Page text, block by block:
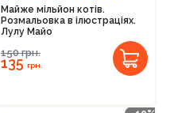
Майже мільйон котів.
Розмальовка в ілюстраціях.
Лулу Майо
150грн.
135грн.